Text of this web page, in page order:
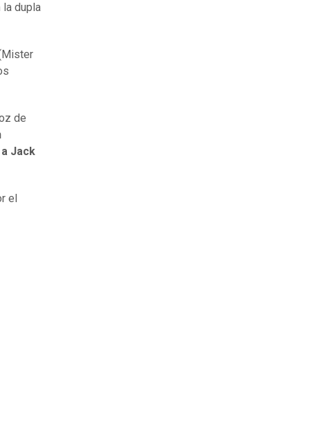
dupla
de
Jack
el